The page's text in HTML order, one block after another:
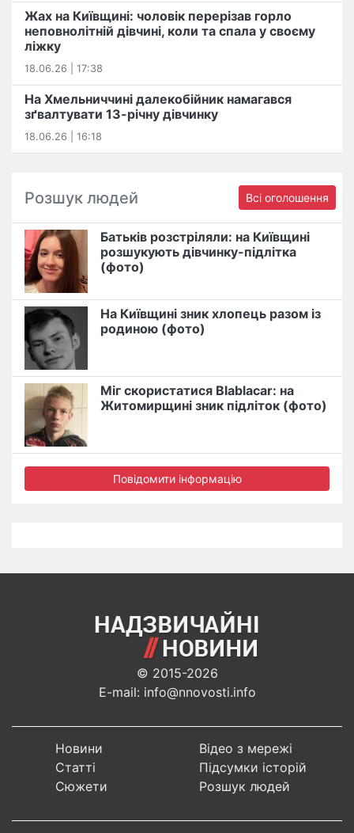
Жах на Київщині: чоловік перерізав горло
неповнолітній дівчині, коли та спала у своєму
ліжку
18.06.26 | 17:38
На Хмельниччині далекобійник намагався
зґвалтувати 13-річну дівчинку
18.06.26 | 16:18
Розшук людей Всі оголошення
Батьків розстріляли: на Київщині
розшукують дівчинку-підлітка
(фото)
На Київщині зник хлопець разом із
родиною (фото)
Міг скористатися Blablacar: на
Житомирщині зник підліток (фото)
Повідомити інформацію
© 2015-2026
E-mail: info@nnovosti.info
Новини
Статті
Сюжети
Відео з мережі
Підсумки історій
Розшук людей